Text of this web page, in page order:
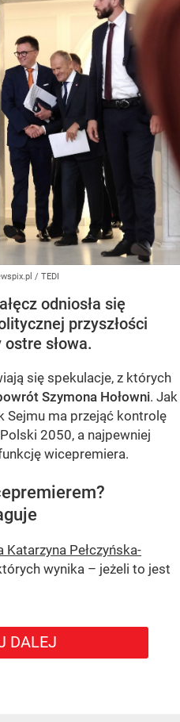
/ TEDI
odniosła się
przyszłości
ostre słowa.
się spekulacje, z których
Szymona Hołowni. Jak
Sejmu ma przejąć kontrolę
2050, a najpewniej
wicepremiera.
Pełczyńska-
wynika – jeżeli to jest
DALEJ